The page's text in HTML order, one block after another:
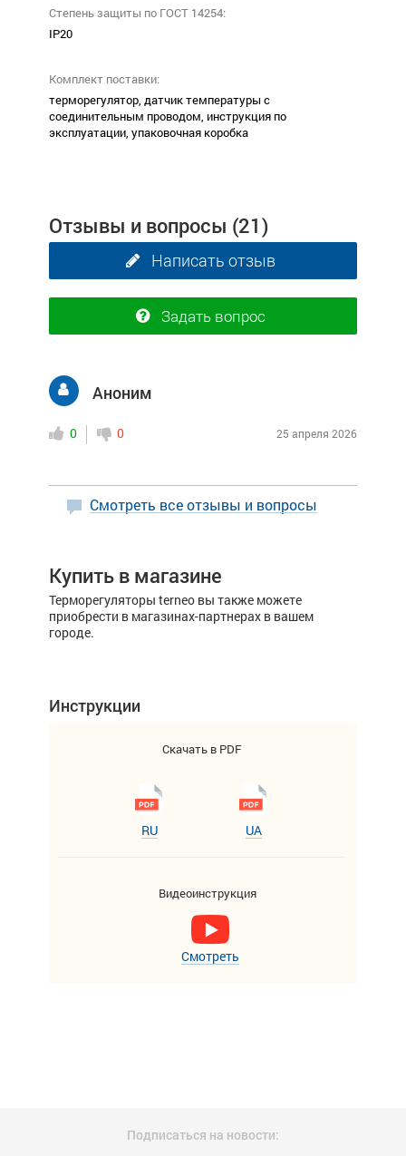
Степень защиты по ГОСТ 14254:
ІР20
Комплект поставки:
терморегулятор, датчик температуры с
соединительным проводом, инструкция по
эксплуатации, упаковочная коробка
Отзывы и вопросы (21)
Написать отзыв
Задать вопрос
Аноним
0 0 25 апреля 2026
Смотреть все отзывы и вопросы
Купить в магазине
Терморегуляторы terneo вы также можете
приобрести в магазинах-партнерах в вашем
городе.
Инструкции
Скачать в PDF
RU UA
Видеоинструкция
Смотреть
Подписаться на новости: